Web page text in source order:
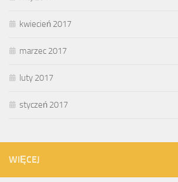
kwiecień 2017
marzec 2017
luty 2017
styczeń 2017
WIĘCEJ